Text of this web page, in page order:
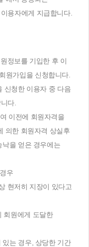
용자에게 지급합니다.
정보를 기입한 후 이
원가입을 신청합니다.
신청한 이용자 중 다음
다.
이전에 회원자격을
의한 회원자격 상실후
을 얻은 경우에는
우
현저히 지장이 있다고
회원에게 도달한
있는 경우, 상당한 기간